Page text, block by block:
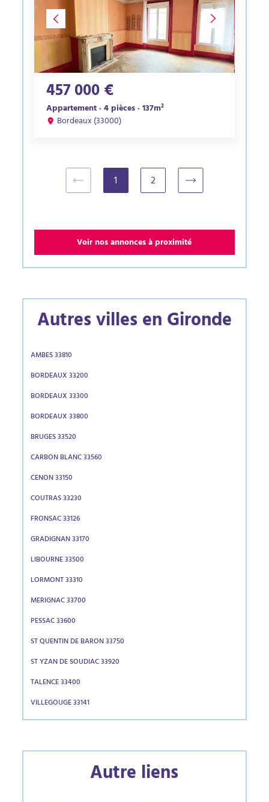
457 000 €
Appartement · 4 pièces · 137m²
Bordeaux (33000)
1(current)2
Voir nos annonces à proximité
Autres villes en Gironde
AMBES 33810
BORDEAUX 33200
BORDEAUX 33300
BORDEAUX 33800
BRUGES 33520
CARBON BLANC 33560
CENON 33150
COUTRAS 33230
FRONSAC 33126
GRADIGNAN 33170
LIBOURNE 33500
LORMONT 33310
MERIGNAC 33700
PESSAC 33600
ST QUENTIN DE BARON 33750
ST YZAN DE SOUDIAC 33920
TALENCE 33400
VILLEGOUGE 33141
Autre liens